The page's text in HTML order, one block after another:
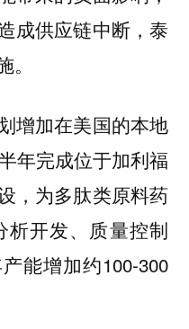
成供应链中断，泰
增加在美国的本地
年完成位于加利福
，为多肽类原料药
析开发、质量控制
能增加约100-300